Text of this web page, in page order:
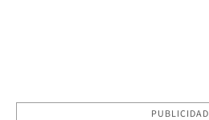
PUBLICIDAD